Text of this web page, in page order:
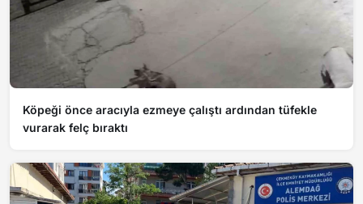
Köpeği önce aracıyla ezmeye çalıştı ardından tüfekle
vurarak felç bıraktı